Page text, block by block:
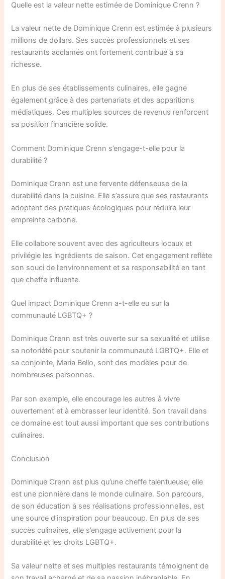
Quelle est la valeur nette estimée de Dominique Crenn ?
La valeur nette de Dominique Crenn est estimée à plusieurs
millions de dollars. Ses succès professionnels et ses
restaurants acclamés ont fortement contribué à sa
richesse.
En plus de ses établissements culinaires, elle gagne
également grâce à des partenariats et des apparitions
médiatiques. Ces multiples sources de revenus renforcent
sa position financière solide.
Comment Dominique Crenn s’engage-t-elle pour la
durabilité ?
Dominique Crenn est une fervente défenseuse de la
durabilité dans la cuisine. Elle s’assure que ses restaurants
adoptent des pratiques écologiques pour réduire leur
empreinte carbone.
Elle collabore souvent avec des agriculteurs locaux et
privilégie les ingrédients de saison. Cet engagement reflète
son souci de l’environnement et sa responsabilité en tant
que cheffe influente.
Quel impact Dominique Crenn a-t-elle eu sur la
communauté LGBTQ+ ?
Dominique Crenn est très ouverte sur sa sexualité et utilise
sa notoriété pour soutenir la communauté LGBTQ+. Elle et
sa conjointe, Maria Bello, sont des modèles pour de
nombreuses personnes.
Par son exemple, elle encourage les autres à vivre
ouvertement et à embrasser leur identité. Son travail dans
ce domaine est tout aussi important que ses contributions
culinaires.
Conclusion
Dominique Crenn est plus qu’une cheffe talentueuse; elle
est une pionnière dans le monde culinaire. Son parcours,
de son éducation à ses réalisations professionnelles, est
une source d’inspiration pour beaucoup. En plus de ses
succès culinaires, elle s’engage activement pour la
durabilité et les droits LGBTQ+.
Sa valeur nette et ses multiples restaurants témoignent de